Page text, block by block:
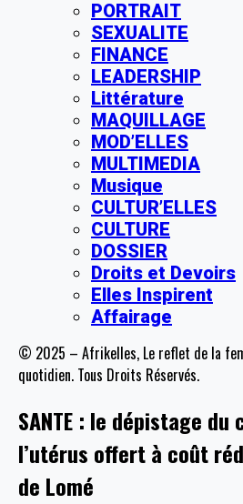
PORTRAIT
SEXUALITE
FINANCE
LEADERSHIP
Littérature
MAQUILLAGE
MOD’ELLES
MULTIMEDIA
Musique
CULTUR’ELLES
CULTURE
DOSSIER
Droits et Devoirs
Elles Inspirent
Affairage
© 2025 – Afrikelles, Le reflet de la
quotidien. Tous Droits Réservés.
SANTE : le dépistage
l’utérus offert à coût
de Lomé